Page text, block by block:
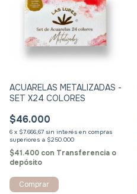
ACUARELAS METALIZADAS -
SET X24 COLORES
$46.000
6 x $7.666,67 sin interés
$41.400 con Transferencia o
depósito